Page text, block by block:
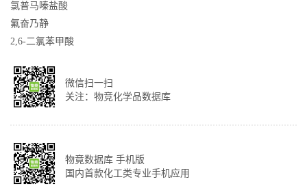
氯普马嗪盐酸
氟奋乃静
2,6-二氯苯甲酸
微信扫一扫
关注：物竞化学品数据库
物竟数据库 手机版
国内首款化工类专业手机应用